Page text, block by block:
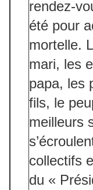
rendez-
été pour
mortelle.
mari, les
papa, les
fils, le
meilleurs
collectifs
du «